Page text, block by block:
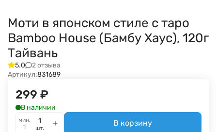
Моти в японском стиле с таро
Bamboo House (Бамбу Хаус), 120г
Тайвань
5.0
2 отзыва
Артикул:831689
299 ₽
В наличии
мин.
1
шт.
В корзину